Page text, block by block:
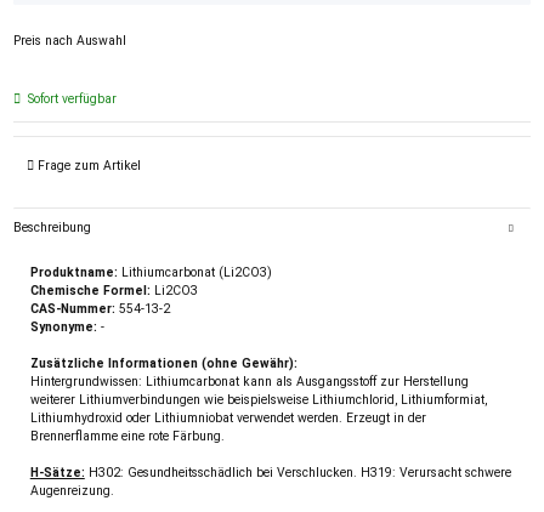
Preis nach Auswahl
Sofort verfügbar
Frage zum Artikel
Beschreibung
Produktname: Lithiumcarbonat (Li2CO3)
Chemische Formel: Li2CO3
CAS-Nummer: 554-13-2
Synonyme: -
Zusätzliche Informationen (ohne Gewähr):
Hintergrundwissen: Lithiumcarbonat kann als Ausgangsstoff zur Herstellung
weiterer Lithiumverbindungen wie beispielsweise Lithiumchlorid, Lithiumformiat,
Lithiumhydroxid oder Lithiumniobat verwendet werden. Erzeugt in der
Brennerflamme eine rote Färbung.
H-Sätze: H302: Gesundheitsschädlich bei Verschlucken. H319: Verursacht schwere
Augenreizung.